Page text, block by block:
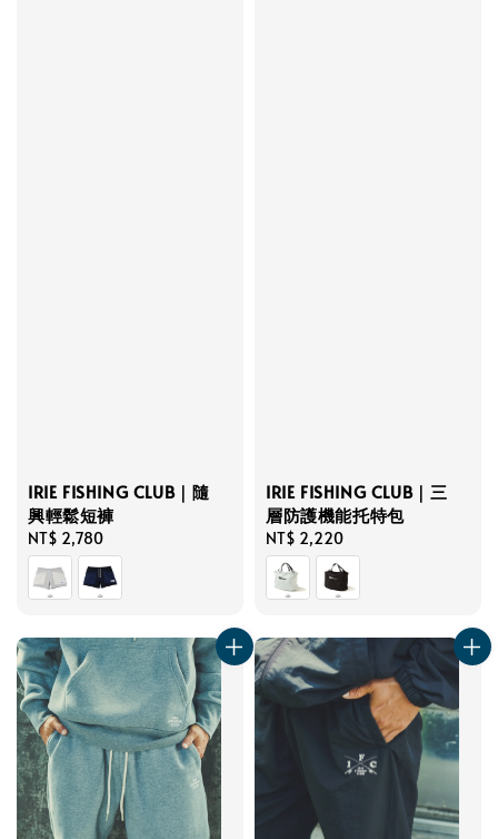
IRIE FISHING CLUB｜隨
興輕鬆短褲
Regular
price
NT$ 2,780
IRIE FISHING CLUB｜三
層防護機能托特包
Regular
price
NT$ 2,220